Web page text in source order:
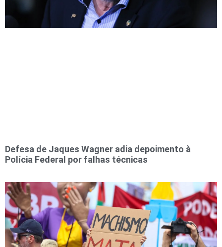
Defesa de Jaques Wagner adia depoimento à
Polícia Federal por falhas técnicas